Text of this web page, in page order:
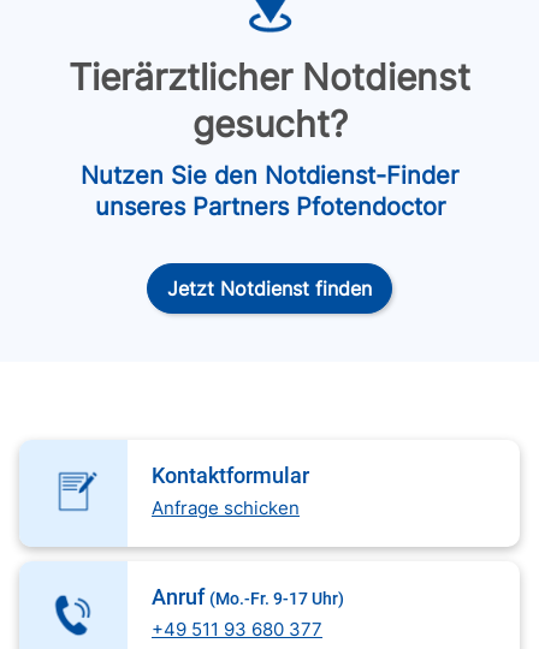
Tierärztlicher Notdienst
gesucht?
Nutzen Sie den Notdienst-Finder
unseres Partners Pfotendoctor
Jetzt Notdienst finden
Kontaktformular
Anfrage schicken
Anruf (Mo.-Fr. 9-17 Uhr)
+49 511 93 680 377